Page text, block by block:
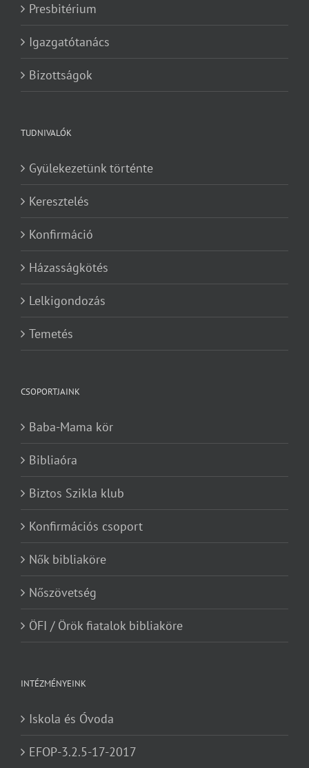
Presbitérium
Igazgatótanács
Bizottságok
TUDNIVALÓK
Gyülekezetünk történte
Keresztelés
Konfirmáció
Házasságkötés
Lelkigondozás
Temetés
CSOPORTJAINK
Baba-Mama kör
Bibliaóra
Biztos Szikla klub
Konfirmációs csoport
Nők bibliaköre
Nőszövetség
ÖFI / Örök fiatalok bibliaköre
INTÉZMÉNYEINK
Iskola és Óvoda
EFOP-3.2.5-17-2017